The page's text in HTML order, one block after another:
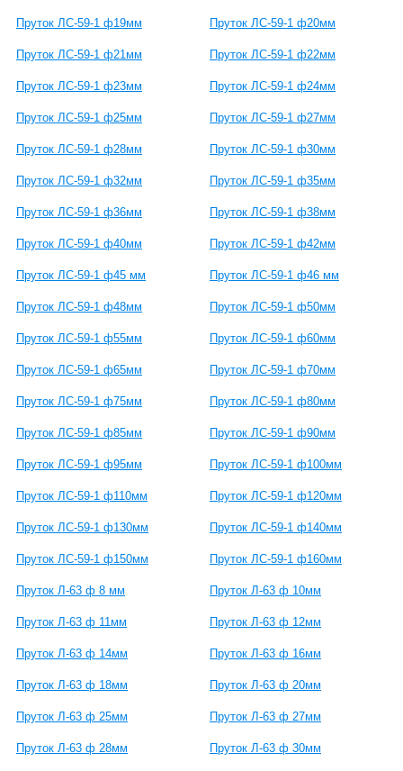
Пруток ЛС-59-1 ф19мм Пруток ЛС-59-1 ф20мм
Пруток ЛС-59-1 ф21мм Пруток ЛС-59-1 ф22мм
Пруток ЛС-59-1 ф23мм Пруток ЛС-59-1 ф24мм
Пруток ЛС-59-1 ф25мм Пруток ЛС-59-1 ф27мм
Пруток ЛС-59-1 ф28мм Пруток ЛС-59-1 ф30мм
Пруток ЛС-59-1 ф32мм Пруток ЛС-59-1 ф35мм
Пруток ЛС-59-1 ф36мм Пруток ЛС-59-1 ф38мм
Пруток ЛС-59-1 ф40мм Пруток ЛС-59-1 ф42мм
Пруток ЛС-59-1 ф45 мм Пруток ЛС-59-1 ф46 мм
Пруток ЛС-59-1 ф48мм Пруток ЛС-59-1 ф50мм
Пруток ЛС-59-1 ф55мм Пруток ЛС-59-1 ф60мм
Пруток ЛС-59-1 ф65мм Пруток ЛС-59-1 ф70мм
Пруток ЛС-59-1 ф75мм Пруток ЛС-59-1 ф80мм
Пруток ЛС-59-1 ф85мм Пруток ЛС-59-1 ф90мм
Пруток ЛС-59-1 ф95мм Пруток ЛС-59-1 ф100мм
Пруток ЛС-59-1 ф110мм Пруток ЛС-59-1 ф120мм
Пруток ЛС-59-1 ф130мм Пруток ЛС-59-1 ф140мм
Пруток ЛС-59-1 ф150мм Пруток ЛС-59-1 ф160мм
Пруток Л-63 ф 8 мм Пруток Л-63 ф 10мм
Пруток Л-63 ф 11мм Пруток Л-63 ф 12мм
Пруток Л-63 ф 14мм Пруток Л-63 ф 16мм
Пруток Л-63 ф 18мм Пруток Л-63 ф 20мм
Пруток Л-63 ф 25мм Пруток Л-63 ф 27мм
Пруток Л-63 ф 28мм Пруток Л-63 ф 30мм